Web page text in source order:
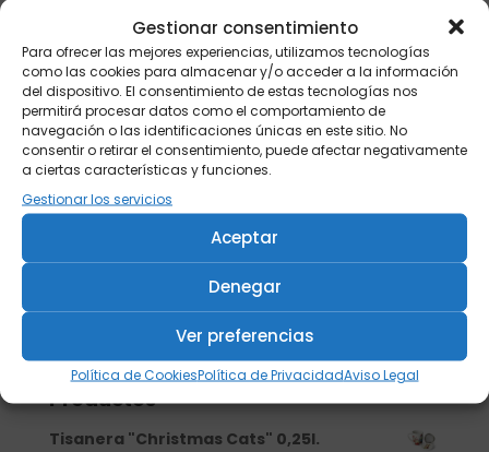
Gestionar consentimiento
Para ofrecer las mejores experiencias, utilizamos tecnologías
como las cookies para almacenar y/o acceder a la información
del dispositivo. El consentimiento de estas tecnologías nos
permitirá procesar datos como el comportamiento de
navegación o las identificaciones únicas en este sitio. No
consentir o retirar el consentimiento, puede afectar negativamente
a ciertas características y funciones.
Gestionar los servicios
Aceptar
Denegar
Ver preferencias
Política de CookiesPolítica de PrivacidadAviso Legal
Productos
Tisanera "Christmas Cats" 0,25l.